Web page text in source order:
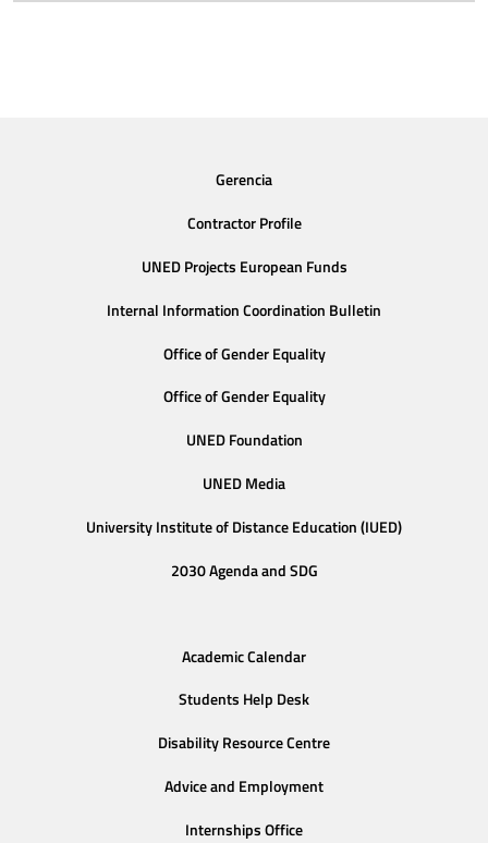
Gerencia
Contractor Profile
UNED Projects European Funds
Internal Information Coordination Bulletin
Office of Gender Equality
Office of Gender Equality
UNED Foundation
UNED Media
University Institute of Distance Education (IUED)
2030 Agenda and SDG
Academic Calendar
Students Help Desk
Disability Resource Centre
Advice and Employment
Internships Office